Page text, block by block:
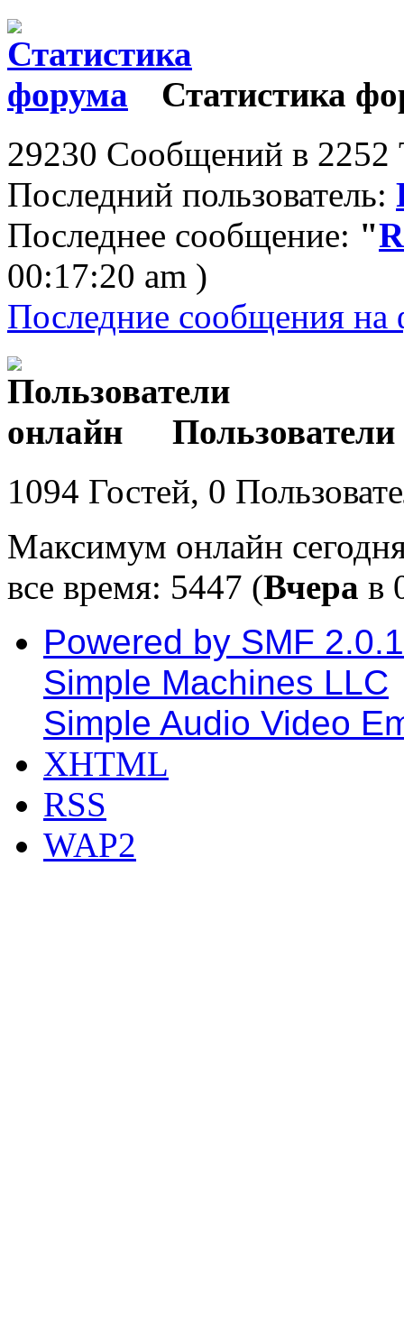
Статистика
29230 Сообщений в 2252
Последний пользователь:
Последнее сообщение: "
00:17:20 am )
Последние сообщения на
1094 Гостей, 0
Максимум онлайн
все время: 5447 (Вчера в
Powered by SMF
Simple Machines LLC
Simple Audio Video
XHTML
RSS
WAP2